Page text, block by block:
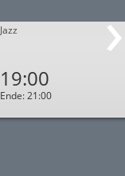
Jazz
19:00
Ende: 21:00